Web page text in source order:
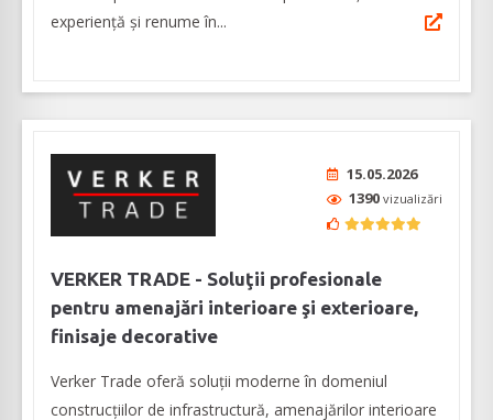
experiență și renume în...
15.05.2026
1390 vizualizări
VERKER TRADE - Soluţii profesionale
pentru amenajări interioare şi exterioare,
finisaje decorative
Verker Trade oferă soluţii moderne în domeniul
construcţiilor de infrastructură, amenajărilor interioare